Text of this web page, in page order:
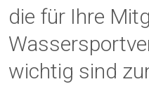
die für Ihre
wichtig sind